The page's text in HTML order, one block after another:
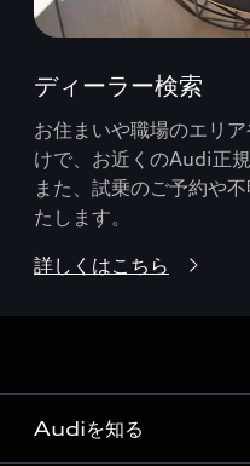
ディーラー検索
お住まいや職場のエリ
けで、お近くのAudi正
また、試乗のご予約や
たします。
詳しくはこちら
Audiを知る